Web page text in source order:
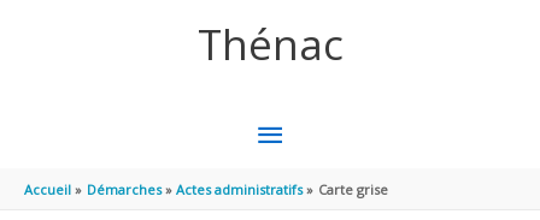
Thénac
MENU
PRINCIPAL
Accueil Démarches Actes administratifs Carte grise